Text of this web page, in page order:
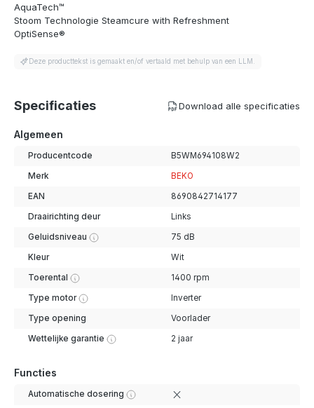
AquaTech™
Stoom Technologie Steamcure with Refreshment
OptiSense®
Deze producttekst is gemaakt en/of vertaald met behulp van een LLM.
Specificaties Download alle specificaties
Algemeen
Producentcode B5WM694108W2
Merk BEKO
EAN 8690842714177
Draairichting deur Links
Geluidsniveau 75 dB
Kleur Wit
Toerental 1400 rpm
Type motor Inverter
Type opening Voorlader
Wettelijke garantie 2 jaar
Functies
Automatische dosering